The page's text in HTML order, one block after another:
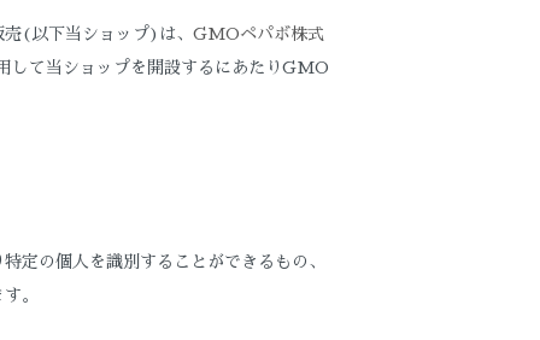
(以下当ショップ)は、 GMOペパボ株式
して当ショップを開設するにあたりGMO
定の個人を識別することができるもの、
。